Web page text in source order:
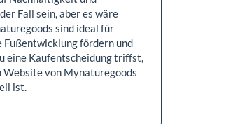
Fall sein, aber es wäre
sind ideal für
Fußentwicklung fördern und
eine Kaufentscheidung triffst,
von Mynaturegoods
ist.